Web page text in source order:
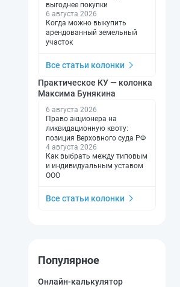
выгоднее покупки
6 августа 2026
Когда можно выкупить
арендованный земельный
участок
Все статьи колонки
Практическое КУ — колонка
Максима Бунякина
6 августа 2026
Право акционера на
ликвидационную квоту:
позиция Верховного суда РФ
4 августа 2026
Как выбрать между типовым
и индивидуальным уставом
ООО
Все статьи колонки
Популярное
Онлайн-калькулятор